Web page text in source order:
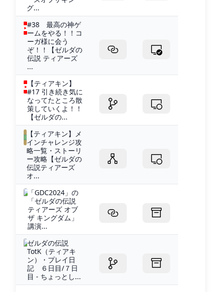
グ...
#38 最高の神ゲ
ームをやる！！コ
ーガ様に会う
ぞ！！【ゼルダの
伝説 ティアーズ
...
【ティアキン】
#17 引き続き気に
なってたところ散
策していくよ！！
【ゼルダの...
【ティアキン】メ
インチャレンジ攻
略一覧・ストーリ
ー攻略【ゼルダの
伝説ティアーズ
オ...
「GDC2024」の
「ゼルダの伝説
ティアーズ オブ
ザ キングダム」
講演...
ゼルダの伝説
TotK（ティアキ
ン）・プレイ日
記 ６日目/７日
目 - ちょっとし...